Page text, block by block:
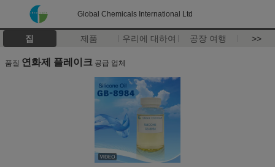
Global Chemicals International Ltd
집 제품 우리에 대하여 공장 여행 >>
품질 연화제 플레이크 공급 업체